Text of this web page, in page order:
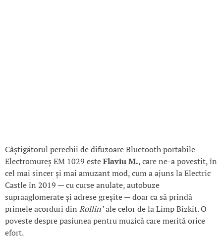
Câștigătorul perechii de difuzoare Bluetooth portabile
Electromureș EM 1029 esteFlaviu M., care ne-a povestit, în
cel mai sincer și mai amuzant mod, cum a ajuns la Electric
Castle în 2019 — cu curse anulate, autobuze
supraaglomerate și adrese greșite — doar ca să prindă
primele acorduri din Rollin’ale celor de la Limp Bizkit. O
poveste despre pasiunea pentru muzică care merită orice
efort.